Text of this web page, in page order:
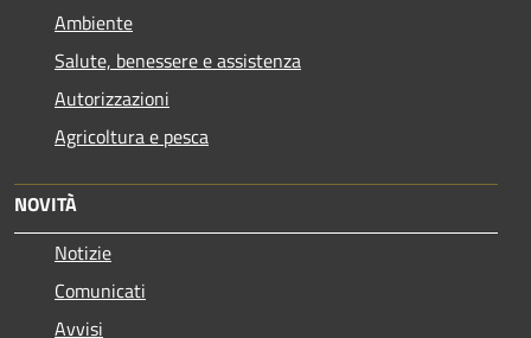
Ambiente
Salute, benessere e assistenza
Autorizzazioni
Agricoltura e pesca
NOVITÀ
Notizie
Comunicati
Avvisi